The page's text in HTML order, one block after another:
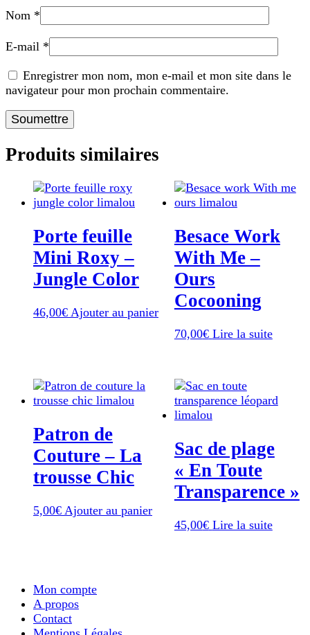
Nom *
E-mail *
Enregistrer mon nom, mon e-mail et mon site dans le
navigateur pour mon prochain commentaire.
Produits similaires
Porte feuille
Mini Roxy –
Jungle Color
46,00€ Ajouter au panier
Besace Work
With Me –
Ours
Cocooning
70,00€ Lire la suite
Patron de
Couture – La
trousse Chic
5,00€ Ajouter au panier
Sac de plage
« En Toute
Transparence »
45,00€ Lire la suite
Mon compte
A propos
Contact